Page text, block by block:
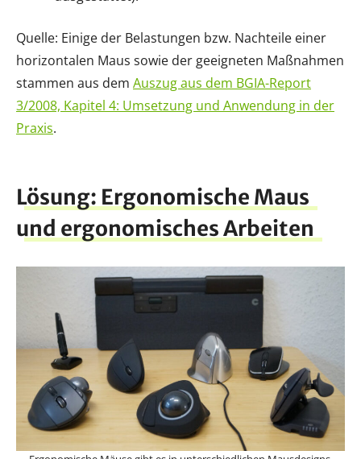
Quelle: Einige der Belastungen bzw. Nachteile einer
horizontalen Maus sowie der geeigneten Maßnahmen
stammen aus dem Auszug aus dem BGIA-Report
3/2008, Kapitel 4: Umsetzung und Anwendung in der
Praxis.
Lösung: Ergonomische Maus
und ergonomisches Arbeiten